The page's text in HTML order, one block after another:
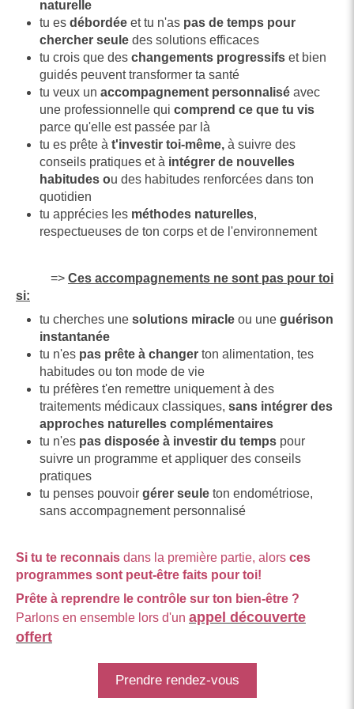
naturelle
tu es débordée et tu n'as pas de temps pour
chercher seule des solutions efficaces
tu crois que des changements progressifs et bien
guidés peuvent transformer ta santé
tu veux un accompagnement personnalisé avec
une professionnelle qui comprend ce que tu vis
parce qu'elle est passée par là
tu es prête à t'investir toi-même, à suivre des
conseils pratiques et à intégrer de nouvelles
habitudes ou des habitudes renforcées dans ton
quotidien
tu apprécies les méthodes naturelles,
respectueuses de ton corps et de l'environnement
=> Ces accompagnements ne sont pas pour toi
si:
tu cherches une solutions miracle ou une guérison
instantanée
tu n'es pas prête à changer ton alimentation, tes
habitudes ou ton mode de vie
tu préfères t'en remettre uniquement à des
traitements médicaux classiques, sans intégrer des
approches naturelles complémentaires
tu n'es pas disposée à investir du temps pour
suivre un programme et appliquer des conseils
pratiques
tu penses pouvoir gérer seule ton endométriose,
sans accompagnement personnalisé
Si tu te reconnais dans la première partie, alors ces
programmes sont peut-être faits pour toi!
Prête à reprendre le contrôle sur ton bien-être ?
Parlons en ensemble lors d'un appel découverte
offert
Prendre rendez-vous